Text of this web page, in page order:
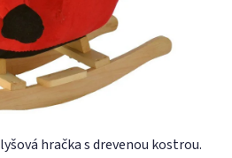
hračka s drevenou kostrou.